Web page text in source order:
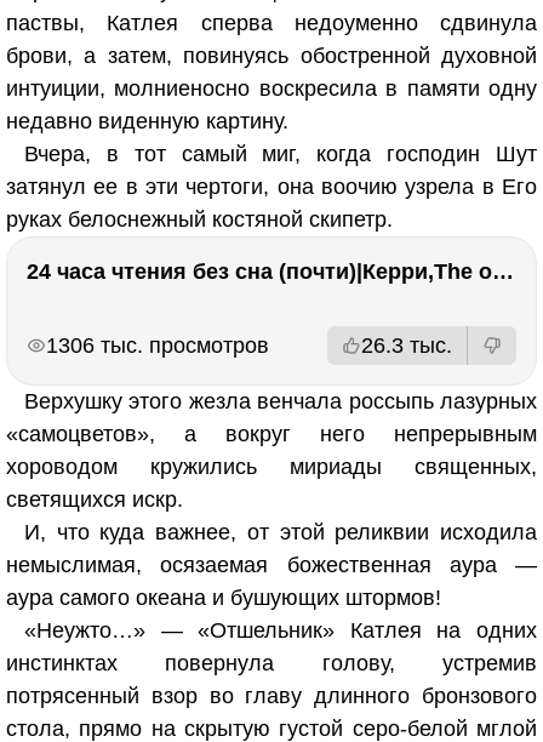
паствы, Катлея сперва недоуменно сдвинула
брови, а затем, повинуясь обостренной духовной
интуиции, молниеносно воскресила в памяти одну
недавно виденную картину.
Вчера, в тот самый миг, когда господин Шут
затянул ее в эти чертоги, она воочию узрела в Его
руках белоснежный костяной скипетр.
24 часа чтения без сна (почти)|Керри,The one единственный, Адвокат дьявола
1306 тыс. просмотров 26.3 тыс.
Верхушку этого жезла венчала россыпь лазурных
«самоцветов», а вокруг него непрерывным
хороводом кружились мириады священных,
светящихся искр.
И, что куда важнее, от этой реликвии исходила
немыслимая, осязаемая божественная аура —
аура самого океана и бушующих штормов!
«Неужто…» — «Отшельник» Катлея на одних
инстинктах повернула голову, устремив
потрясенный взор во главу длинного бронзового
стола, прямо на скрытую густой серо-белой мглой